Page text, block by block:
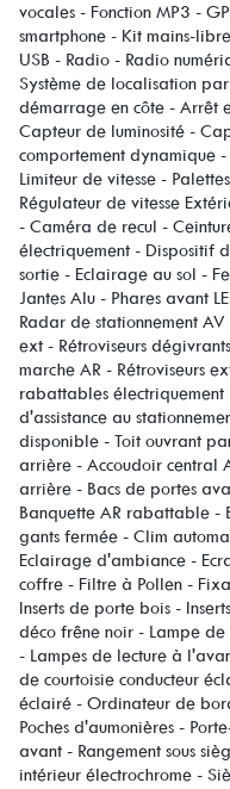
vocales - Fonction MP3 -
smartphone - Kit mains-
USB - Radio - Radio
Système de localisation
démarrage en côte - Arrêt
Capteur de luminosité -
comportement dynamique -
Limiteur de vitesse -
Régulateur de vitesse
- Caméra de recul -
électriquement - Dispositif
sortie - Eclairage au sol -
Jantes Alu - Phares avant
Radar de stationnement
ext - Rétroviseurs
marche AR - Rétroviseurs
rabattables électriquement
d'assistance au
disponible - Toit ouvrant
arrière - Accoudoir central
arrière - Bacs de portes
Banquette AR rabattable -
gants fermée - Clim
Eclairage d'ambiance -
coffre - Filtre à Pollen -
Inserts de porte bois -
déco frêne noir - Lampe
- Lampes de lecture à
de courtoisie conducteur
éclairé - Ordinateur de
Poches d'aumonières -
avant - Rangement sous
intérieur électrochrome -